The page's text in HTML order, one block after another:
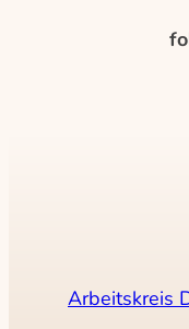
Arbeitskreis